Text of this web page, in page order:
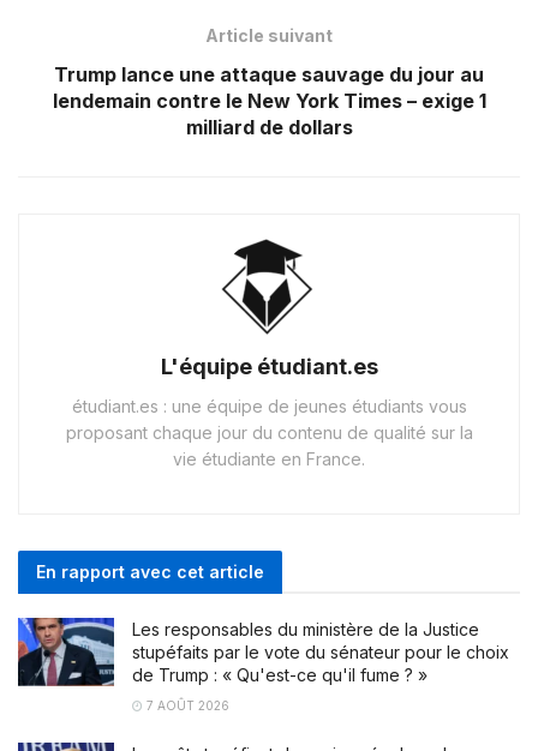
Article suivant
Trump lance une attaque sauvage du jour au
lendemain contre le New York Times – exige 1
milliard de dollars
L'équipe étudiant.es
étudiant.es : une équipe de jeunes étudiants vous
proposant chaque jour du contenu de qualité sur la
vie étudiante en France.
En rapport avec cet article
Les responsables du ministère de la Justice
stupéfaits par le vote du sénateur pour le choix
de Trump : « Qu'est-ce qu'il fume ? »
7 AOÛT 2026